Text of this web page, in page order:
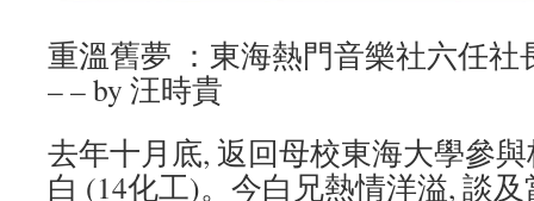
重溫舊夢 ：東海熱門音樂社六
– – by 汪時貴
去年十月底, 返回母校東海大學參
白 (14化工)。今白兄熱情洋溢, 談